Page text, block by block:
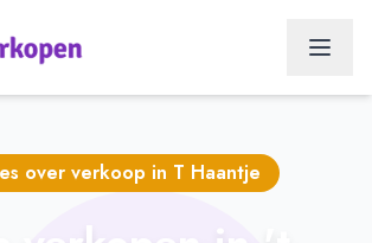
over verkoop in T Haantje